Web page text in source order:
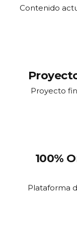
Contenido
Proyecto
100%
Plataforma